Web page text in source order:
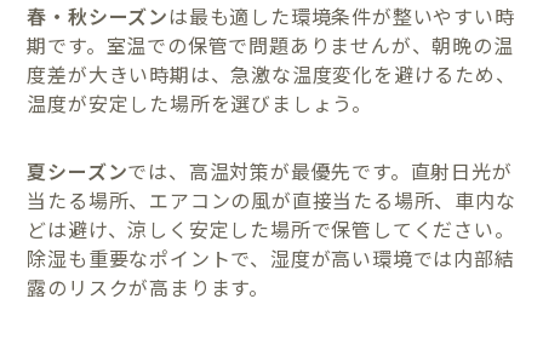
春・秋シーズンは最も適した環境条件が整いやすい時
期です。室温での保管で問題ありませんが、朝晩の温
度差が大きい時期は、急激な温度変化を避けるため、
温度が安定した場所を選びましょう。
夏シーズンでは、高温対策が最優先です。直射日光が
当たる場所、エアコンの風が直接当たる場所、車内な
どは避け、涼しく安定した場所で保管してください。
除湿も重要なポイントで、湿度が高い環境では内部結
露のリスクが高まります。